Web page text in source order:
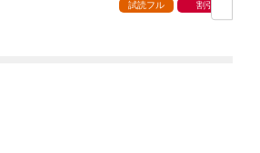
試読フル 割引